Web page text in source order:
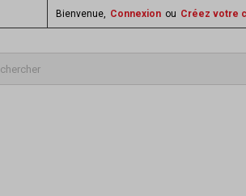
Bienvenue, Connexion ou Créez votre